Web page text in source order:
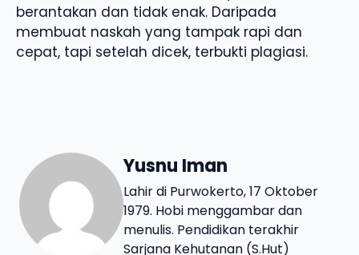
berantakan dan tidak enak. Daripada
membuat naskah yang tampak rapi dan
cepat, tapi setelah dicek, terbukti plagiasi.
Yusnu Iman
Lahir di Purwokerto, 17 Oktober
1979. Hobi menggambar dan
menulis. Pendidikan terakhir
Sarjana Kehutanan (S.Hut)